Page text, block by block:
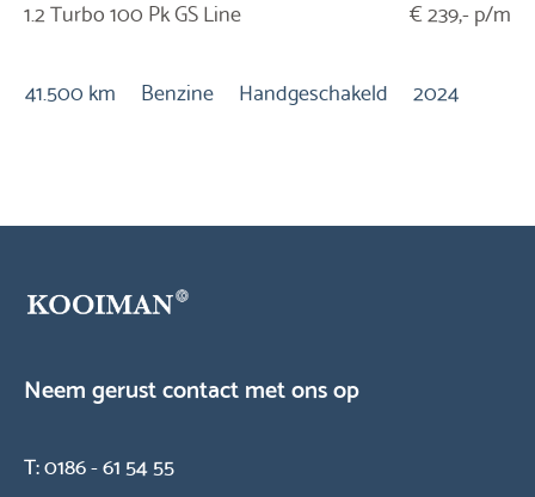
1.2 Turbo 100 Pk GS Line € 239,- p/m
41.500 km Benzine Handgeschakeld 2024
Neem gerust contact met ons op
T:0186 - 61 54 55